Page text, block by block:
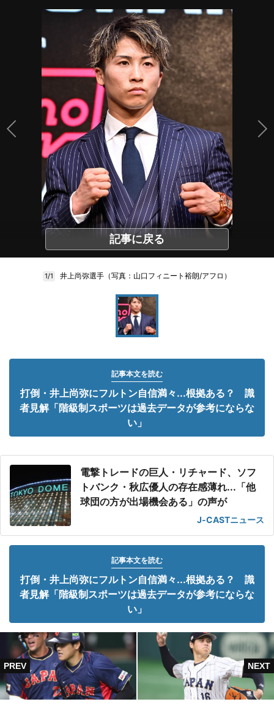
記事に戻る
1/1 井上尚弥選手（写真：山口フィニート裕朗/アフロ）
記事本文を読む
打倒・井上尚弥にフルトン自信満々...根拠ある？ 識
者見解「階級制スポーツは過去データが参考にならな
い」
電撃トレードの巨人・リチャード、ソフ
トバンク・秋広優人の存在感薄れ...「他
球団の方が出場機会ある」の声が
J-CASTニュース
記事本文を読む
打倒・井上尚弥にフルトン自信満々...根拠ある？ 識
者見解「階級制スポーツは過去データが参考にならな
い」